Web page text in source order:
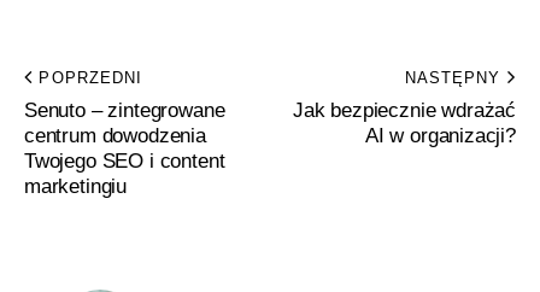
POPRZEDNI
Senuto – zintegrowane
centrum dowodzenia
Twojego SEO i content
marketingiu
NASTĘPNY
Jak bezpiecznie wdrażać
AI w organizacji?